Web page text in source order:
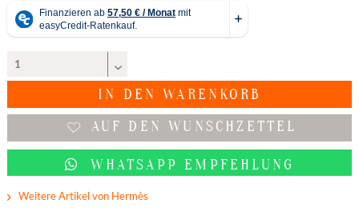
IN DEN WARENKORB
AUF DEN WUNSCHZETTEL
WHATSAPP EMPFEHLUNG
Weitere Artikel von Hermès